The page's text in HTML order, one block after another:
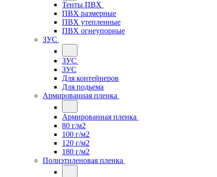
Тенты ПВХ
ПВХ размерные
ПВХ утепленные
ПВХ огнеупорные
ЗУС
ЗУС
ЗУС
Для контейнеров
Для подьема
Армированная пленка
Армированная пленка
80 г/м2
100 г/м2
120 г/м2
180 г/м2
Полиэтиленовая пленка